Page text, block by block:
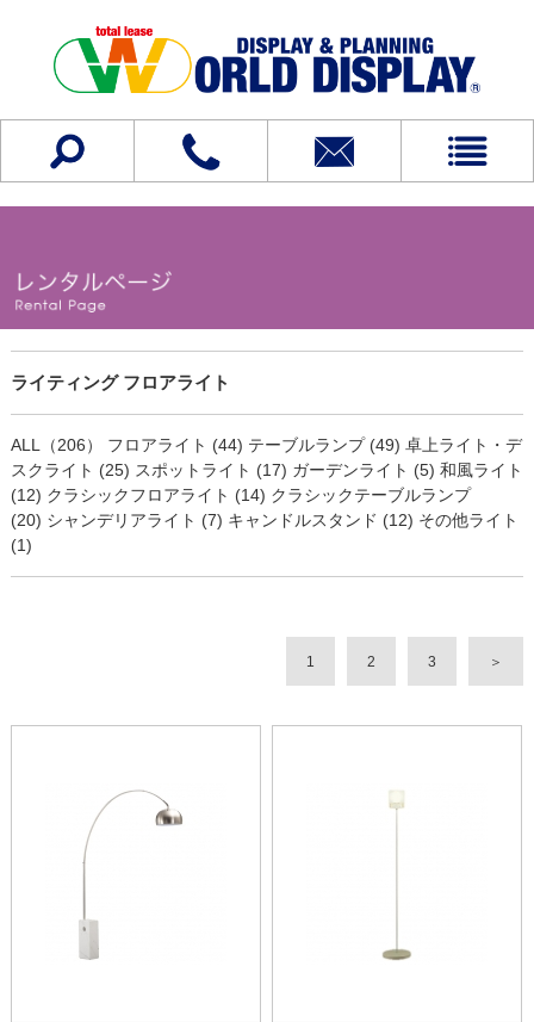
ライティング フロアライト
ALL（206） フロアライト (44) テーブルランプ (49) 卓上ライト・デ
スクライト (25) スポットライト (17) ガーデンライト (5) 和風ライト
(12) クラシックフロアライト (14) クラシックテーブルランプ
(20) シャンデリアライト (7) キャンドルスタンド (12) その他ライト
(1)
1 2 3 ＞